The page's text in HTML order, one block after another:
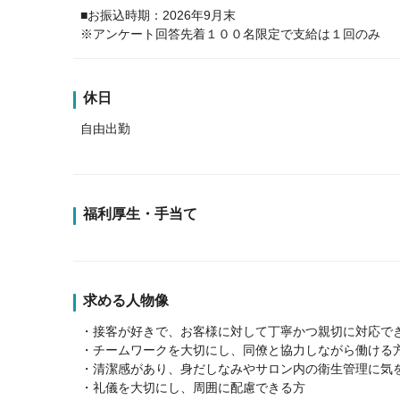
■お振込時期：2026年9月末
※アンケート回答先着１００名限定で支給は１回のみ
休日
自由出勤
福利厚生・手当て
求める人物像
・接客が好きで、お客様に対して丁寧かつ親切に対応で
・チームワークを大切にし、同僚と協力しながら働ける
・清潔感があり、身だしなみやサロン内の衛生管理に気
・礼儀を大切にし、周囲に配慮できる方